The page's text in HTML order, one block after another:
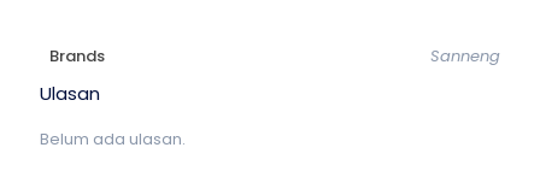
Brands Sanneng
Ulasan
Belum ada ulasan.